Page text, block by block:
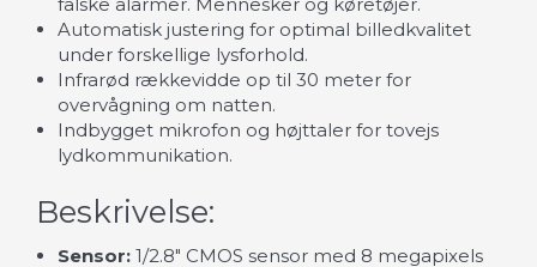
falske alarmer. Mennesker og køretøjer.
Automatisk justering for optimal billedkvalitet
under forskellige lysforhold.
Infrarød rækkevidde op til 30 meter for
overvågning om natten.
Indbygget mikrofon og højttaler for tovejs
lydkommunikation.
Beskrivelse:
Sensor: 1/2.8" CMOS sensor med 8 megapixels